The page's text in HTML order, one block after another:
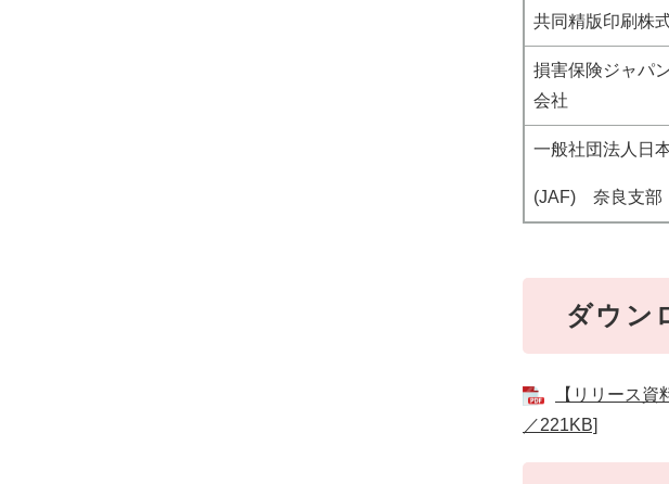
共同精版印刷株
損害保険ジャパ
会社
一般社団法人日
(JAF) 奈良支部
ダウン
【リリース
／221KB]